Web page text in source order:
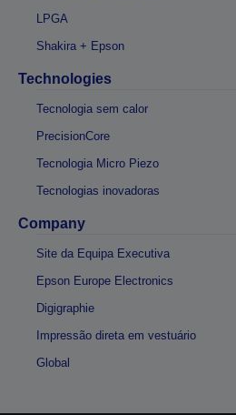
LPGA
Shakira + Epson
Technologies
Tecnologia sem calor
PrecisionCore
Tecnologia Micro Piezo
Tecnologias inovadoras
Company
Site da Equipa Executiva
Epson Europe Electronics
Digigraphie
Impressão direta em vestuário
Global